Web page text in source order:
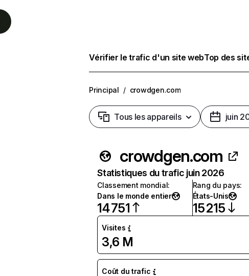
Vérifier le trafic d'un site webTop des
Principal / crowdgen.com
Tous les appareils juin
crowdgen.com
Statistiques du trafic juin 2026
Classement mondial:
Dans le monde entier
14 751
Rang du pays:
États-Unis
15 215
Visites
3,6 M
Coût du trafic